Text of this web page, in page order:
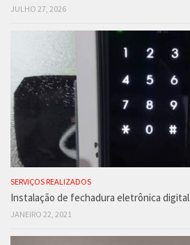
JULHO 27, 2026
SERVIÇOS REALIZADOS
Instalação de fechadura eletrônica digital
JANEIRO 22, 2021